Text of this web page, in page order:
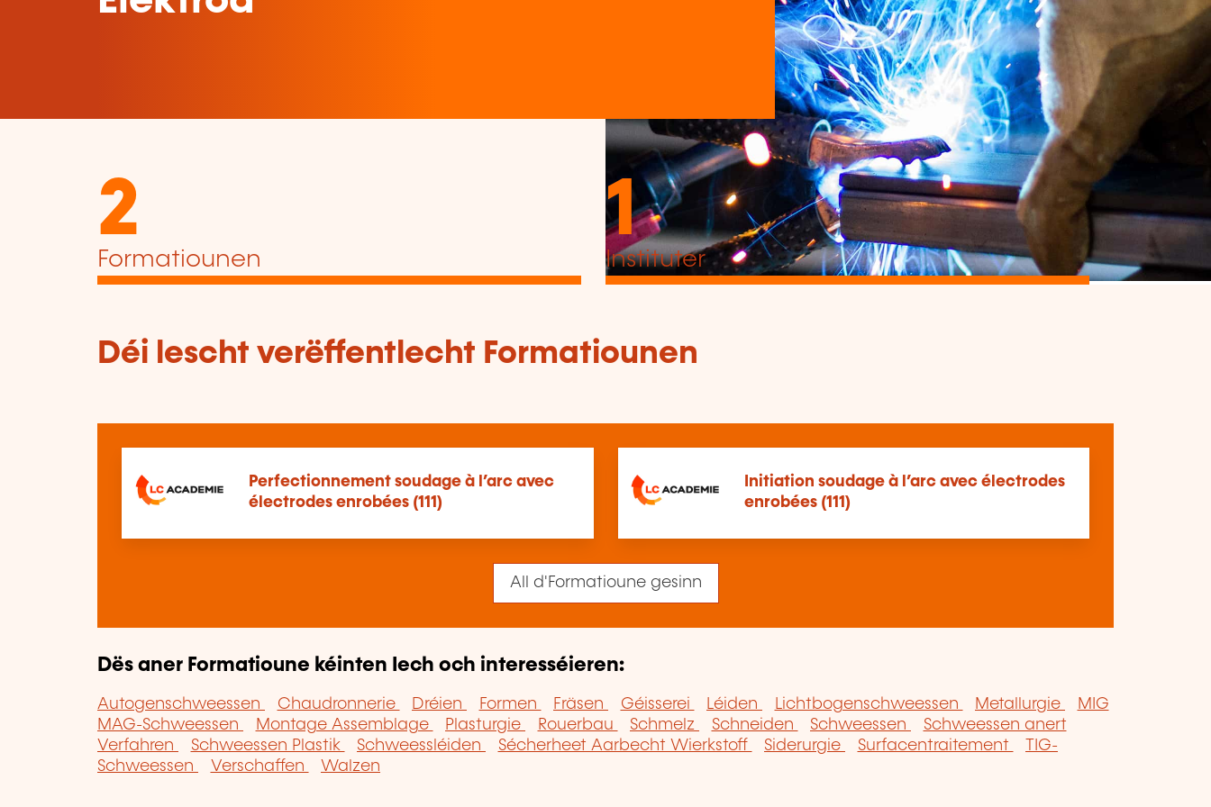
2
Formatiounen
1
Instituter
Déi lescht verëffentlecht Formatiounen
Perfectionnement soudage à l’arc avec
électrodes enrobées (111)
Initiation soudage à l’arc avec électrodes
enrobées (111)
All d'Formatioune gesinn
Dës aner Formatioune kéinten Iech och interesséieren:
Autogenschweessen Chaudronnerie Dréien Formen Fräsen Géisserei Léiden Lichtbogenschweessen Metallurgie
MIG
MAG-Schweessen
Montage Assemblage Plasturgie Rouerbau Schmelz Schneiden Schweessen
Schweessen anert
Verfahren
Schweessen Plastik Schweessléiden Sécherheet Aarbecht Wierkstoff Siderurgie Surfacentraitement
TIG-
Schweessen
Verschaffen Walzen